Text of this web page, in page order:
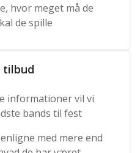
hvor meget må de
de spille
tilbud
informationer vil vi
bands til fest
med mere end